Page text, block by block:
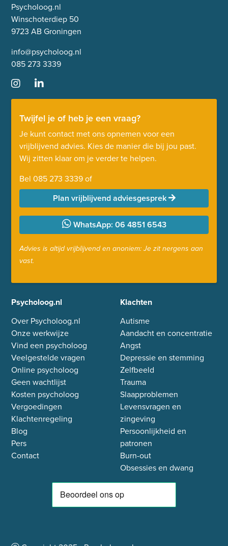
Psycholoog.nl
Winschoterdiep 50
9723 AB Groningen
info@psycholoog.nl
085 273 3339
Twijfel je of heb je een vraag?
Je kunt contact met ons opnemen voor een
vrijblijvend advies. Kies de manier die bij jou past.
Wij zitten klaar om je verder te helpen.
Bel 085 273 3339of
Plan vrijblijvend adviesgesprek
WhatsApp: 06 4851 6543
Advies is altijd vrijblijvend en anoniem: Je zit nergens aan
vast.
Psycholoog.nl
Over Psycholoog.nl
Onze werkwijze
Vind een psycholoog
Veelgestelde vragen
Online psycholoog
Geen wachtlijst
Kosten psycholoog
Vergoedingen
Klachtenregeling
Blog
Pers
Contact
Klachten
Autisme
Aandacht en concentratie
Angst
Depressie en stemming
Zelfbeeld
Trauma
Slaapproblemen
Levensvragen en
zingeving
Persoonlijkheid en
patronen
Burn-out
Obsessies en dwang